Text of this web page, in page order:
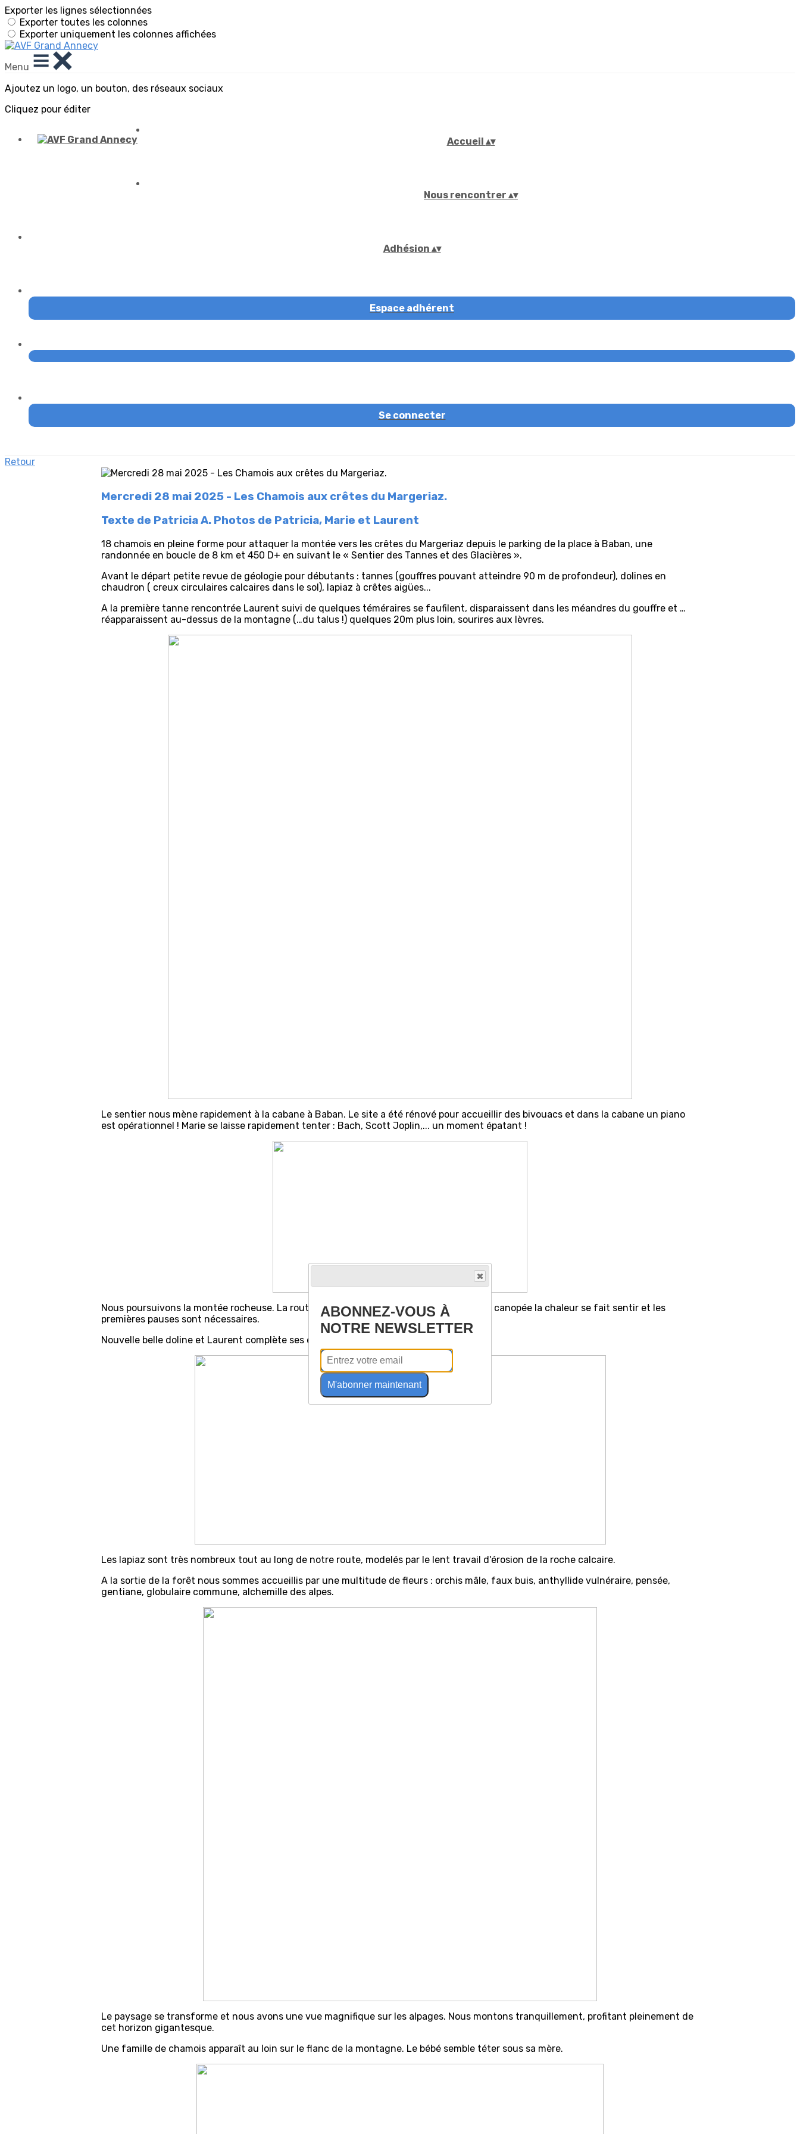
Exporter les lignes sélectionnées
Exporter toutes les colonnes
Exporter uniquement les colonnes affichées
Menu
Ajoutez un logo, un bouton, des réseaux sociaux
Cliquez pour éditer
Accueil ▴▾
Nous rencontrer ▴▾
Adhésion ▴▾
Espace adhérent
Se connecter
Retour
Mercredi 28 mai 2025 - Les Chamois aux crêtes du Margeriaz.
Texte de Patricia A. Photos de Patricia, Marie et Laurent
18 chamois en pleine forme pour attaquer la montée vers les crêtes du Margeriaz depuis le parking de la place à Baban, une
randonnée en boucle de 8 km et 450 D+ en suivant le « Sentier des Tannes et des Glacières ».
Avant le départ petite revue de géologie pour débutants : tannes (gouffres pouvant atteindre 90 m de profondeur), dolines en
chaudron ( creux circulaires calcaires dans le sol), lapiaz à crêtes aigües...
A la première tanne rencontrée Laurent suivi de quelques téméraires se faufilent, disparaissent dans les méandres du gouffre et …
réapparaissent au-dessus de la montagne (…du talus !) quelques 20m plus loin, sourires aux lèvres.
Le sentier nous mène rapidement à la cabane à Baban. Le site a été rénové pour accueillir des bivouacs et dans la cabane un piano
est opérationnel ! Marie se laisse rapidement tenter : Bach, Scott Joplin,... un moment épatant !
Nous poursuivons la montée rocheuse. La route est sinueuse. Malgré la protection de la canopée la chaleur se fait sentir et les
premières pauses sont nécessaires.
Nouvelle belle doline et Laurent complète ses explications sur la géologie du terrain.
Les lapiaz sont très nombreux tout au long de notre route, modelés par le lent travail d'érosion de la roche calcaire.
A la sortie de la forêt nous sommes accueillis par une multitude de fleurs : orchis mâle, faux buis, anthyllide vulnéraire, pensée,
gentiane, globulaire commune, alchemille des alpes.
Le paysage se transforme et nous avons une vue magnifique sur les alpages. Nous montons tranquillement, profitant pleinement de
cet horizon gigantesque.
Une famille de chamois apparaît au loin sur le flanc de la montagne. Le bébé semble téter sous sa mère.
ABONNEZ-VOUS À
NOTRE NEWSLETTER
M'abonner maintenant